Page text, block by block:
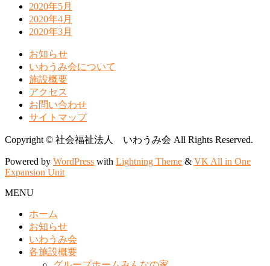
2020年5月
2020年4月
2020年3月
お知らせ
いわうみ会について
施設概要
アクセス
お問い合わせ
サイトマップ
Copyright © 社会福祉法人 いわうみ会 All Rights Reserved.
Powered by WordPress with Lightning Theme & VK All in One
Expansion Unit
MENU
ホーム
お知らせ
いわうみ会
各施設概要